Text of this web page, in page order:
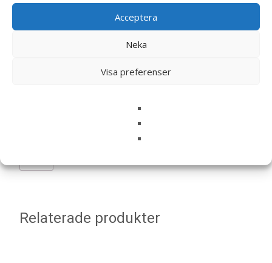
Acceptera
Neka
Visa preferenser
Spara mitt namn, min e-postadress och webbplats i
denna webbläsare till nästa gång jag skriver en
Relaterade produkter